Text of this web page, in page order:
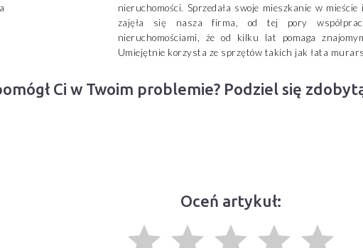
nieruchomości. Sprzedała swoje mieszkanie w
zajęła się nasza firma, od tej pory
nieruchomościami, że od kilku lat pomaga
Umiejętnie korzysta ze sprzętów takich jak łata
Ci w Twoim problemie? Podziel się
Oceń artykuł: